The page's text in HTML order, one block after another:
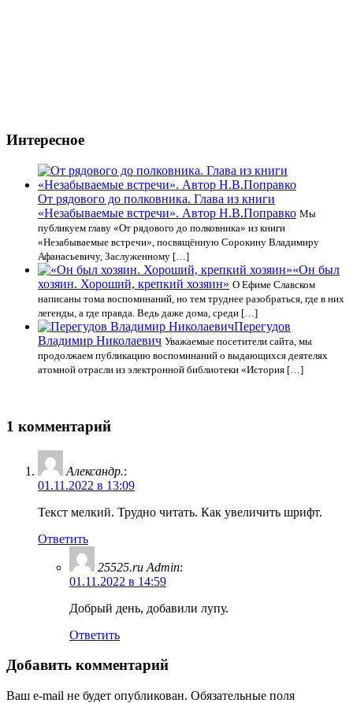
Интересное
От рядового до полковника. Глава из книги
«Незабываемые встречи». Автор Н.В.Поправко Мы
публикуем главу «От рядового до полковника» из книги
«Незабываемые встречи», посвящённую Сорокину Владимиру
Афанасьевичу, Заслуженному […]
«Он был
хозяин. Хороший, крепкий хозяин» О Ефиме Славском
написаны тома воспоминаний, но тем труднее разобраться, где в них
легенды, а где правда. Ведь даже дома, среди […]
Перегудов
Владимир Николаевич Уважаемые посетители сайта, мы
продолжаем публикацию воспоминаний о выдающихся деятелях
атомной отрасли из электронной библиотеки «История […]
1 комментарий
Александр.:
01.11.2022 в 13:09
Текст мелкий. Трудно читать. Как увеличить шрифт.
Ответить
25525.ru Admin:
01.11.2022 в 14:59
Добрый день, добавили лупу.
Ответить
Добавить комментарий
Ваш e-mail не будет опубликован. Обязательные поля